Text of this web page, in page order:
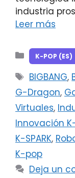
industria
Leer más
K-POP (ES)
Etiquetas
BIGBANG,
G-Dragon,
Virtuales,
Innovación
K-SPARK,
K-pop
Deja un